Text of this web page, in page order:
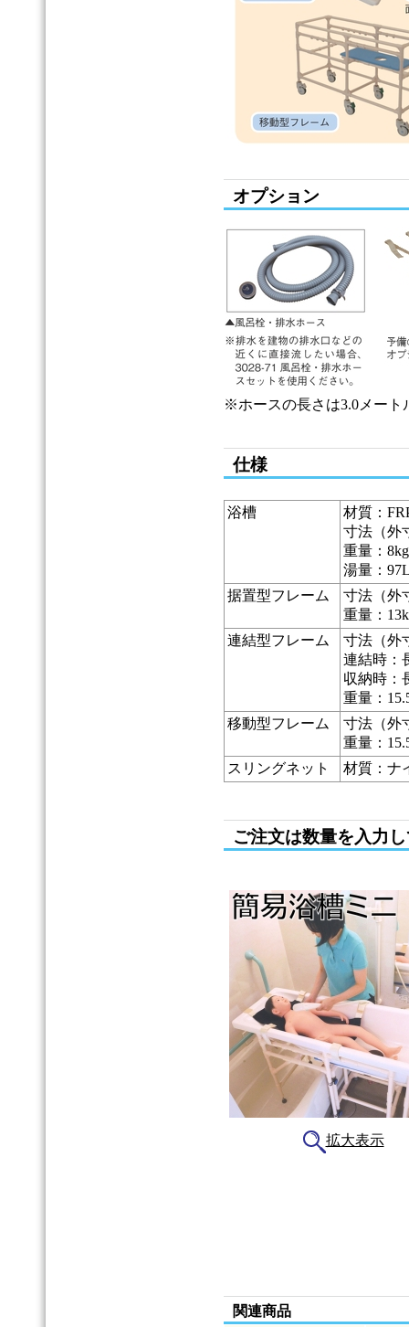
オプション
※ホースの長さは3.0メート
仕様
浴槽
材質：
寸法（外
重量：8kg
湯量：
据置型フレーム
寸法（外
重量：
連結型フレーム
寸法（外
連結時：
収納時：
重量：
移動型フレーム
寸法（外
重量：
スリングネット
材質：ナ
ご注文は数量を入力
拡大表示
関連商品